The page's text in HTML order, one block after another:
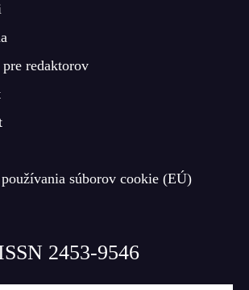
pre redaktorov
súborov cookie (EÚ)
2453-9546